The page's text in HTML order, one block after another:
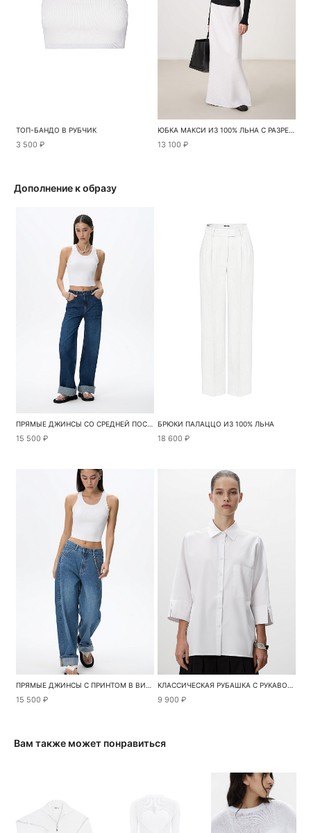
ТОП-БАНДО В РУБЧИК
3 500 ₽
ЮБКА МАКСИ ИЗ 100% ЛЬНА С РАЗРЕЗОМ СБОКУ
13 100 ₽
Дополнение к образу
ПРЯМЫЕ ДЖИНСЫ СО СРЕДНЕЙ ПОСАДКОЙ
15 500 ₽
БРЮКИ ПАЛАЦЦО ИЗ 100% ЛЬНА
18 600 ₽
ПРЯМЫЕ ДЖИНСЫ С ПРИНТОМ В ВИДЕ КРУЖЕВА
15 500 ₽
КЛАССИЧЕСКАЯ РУБАШКА С РУКАВОМ 3/4
9 900 ₽
Вам также может понравиться